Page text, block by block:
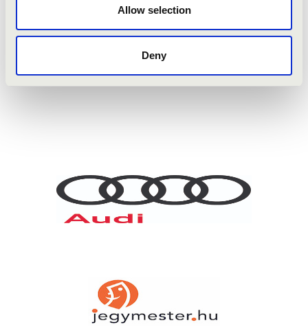
Allow selection
Deny